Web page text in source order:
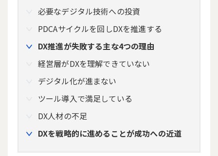
必要なデジタル技術への投資
PDCAサイクルを回しDXを推進する
DX推進が失敗する主な4つの理由
経営層がDXを理解できていない
デジタル化が進まない
ツール導入で満足している
DX人材の不足
DXを戦略的に進めることが成功への近道